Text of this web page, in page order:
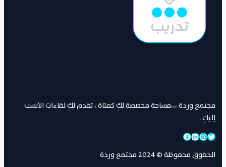
.
مجتمع وردة ،،،مساحة مخصصة لكِ كفتاة ، تقدم لكِ لقاءات الانسب
إليكِ .
تويتر إنستجراملينكد إن فيسبوك
الحقوق محفوظة © 2024 مجتمع وردة